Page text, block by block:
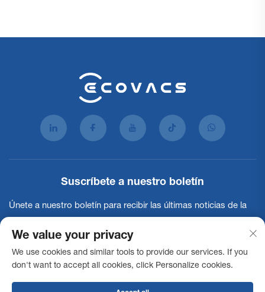
Suscríbete a nuestro boletín
Únete a nuestro boletín para recibir las últimas noticias de la
Suscribirse
We value your privacy
We use cookies and similar tools to provide our services. If you
don't want to accept all cookies, click Personalize cookies.